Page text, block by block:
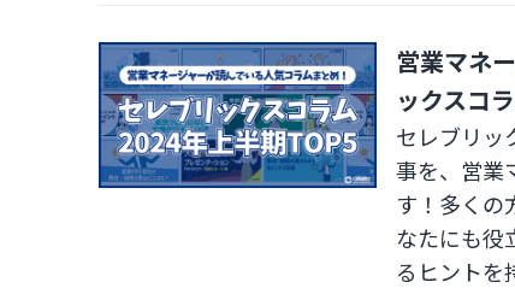
営業マネ
ックスコ
セレブリッ
事を、営業
す！多くの
なたにも役
るヒントを